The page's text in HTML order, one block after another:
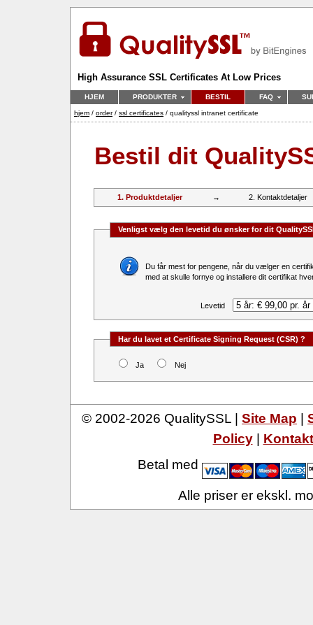
High Assurance SSL Certificates At Low Prices
HJEM PRODUKTER BESTIL FAQ
hjem / order/ ssl certificates / qualityssl intranet certificate
Bestil dit
1. Produktdetaljer → 2. Kontaktdetaljer
Venligst vælg den levetid du ønsker for dit
Du får mest for pengene, når du vælger en certifikatlevetid på 5 år. Derudover
med at skulle fornye og installere dit certifikat
Levetid
Har du lavet et Certificate Signing Request (CSR) ?
Ja Nej
© 2002-2026 QualitySSL | Site Map |
Policy|
Betal med
Alle priser er ekskl.